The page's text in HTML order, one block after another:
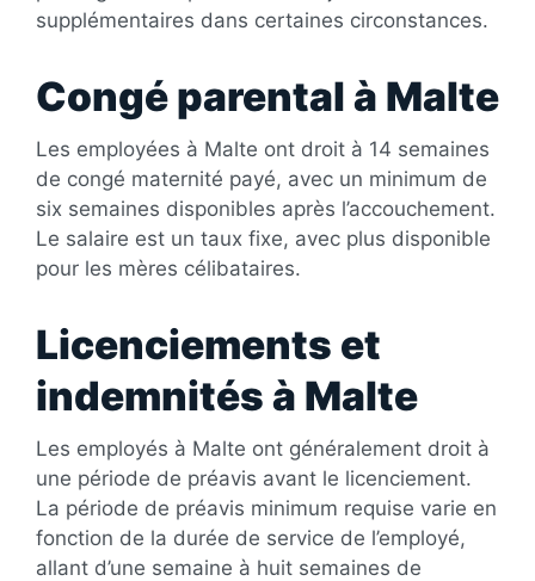
supplémentaires dans certaines circonstances.
Congé parental à Malte
Les employées à Malte ont droit à 14 semaines
de congé maternité payé, avec un minimum de
six semaines disponibles après l’accouchement.
Le salaire est un taux fixe, avec plus disponible
pour les mères célibataires.
Licenciements et
indemnités à Malte
Les employés à Malte ont généralement droit à
une période de préavis avant le licenciement.
La période de préavis minimum requise varie en
fonction de la durée de service de l’employé,
allant d’une semaine à huit semaines de